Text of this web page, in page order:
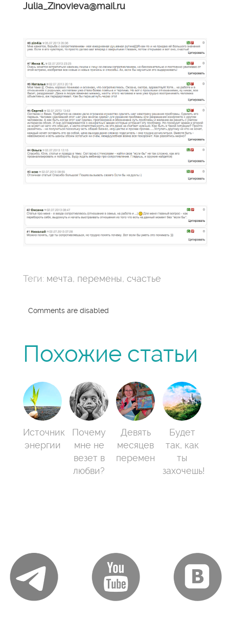
Julia_Zinovieva@mail.ru
Теги: мечта, перемены, счастье
Comments are disabled
Похожие статьи
Источник
энергии
Почему
мне не
везет в
любви?
Девять
месяцев
перемен
Будет
так, как
ты
захочешь!